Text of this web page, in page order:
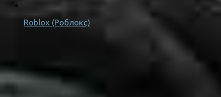
Roblox (Роблокс)